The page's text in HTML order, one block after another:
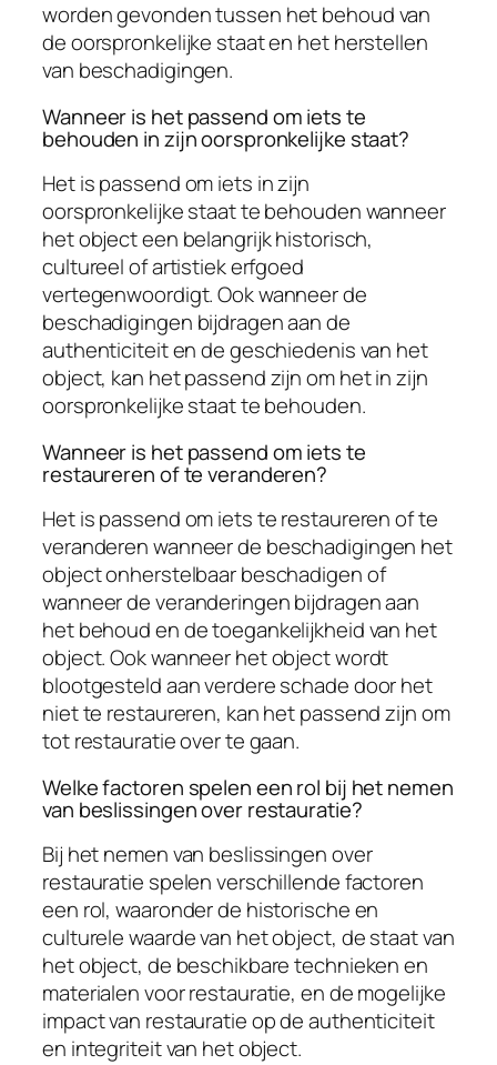
worden gevonden tussen het behoud van
de oorspronkelijke staat en het herstellen
van beschadigingen.
Wanneer is het passend om iets te
behouden in zijn oorspronkelijke staat?
Het is passend om iets in zijn
oorspronkelijke staat te behouden wanneer
het object een belangrijk historisch,
cultureel of artistiek erfgoed
vertegenwoordigt. Ook wanneer de
beschadigingen bijdragen aan de
authenticiteit en de geschiedenis van het
object, kan het passend zijn om het in zijn
oorspronkelijke staat te behouden.
Wanneer is het passend om iets te
restaureren of te veranderen?
Het is passend om iets te restaureren of te
veranderen wanneer de beschadigingen het
object onherstelbaar beschadigen of
wanneer de veranderingen bijdragen aan
het behoud en de toegankelijkheid van het
object. Ook wanneer het object wordt
blootgesteld aan verdere schade door het
niet te restaureren, kan het passend zijn om
tot restauratie over te gaan.
Welke factoren spelen een rol bij het nemen
van beslissingen over restauratie?
Bij het nemen van beslissingen over
restauratie spelen verschillende factoren
een rol, waaronder de historische en
culturele waarde van het object, de staat van
het object, de beschikbare technieken en
materialen voor restauratie, en de mogelijke
impact van restauratie op de authenticiteit
en integriteit van het object.